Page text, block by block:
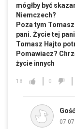
mógłby być
Niemczech?
Poza tym Tomasz
pani. Życie tej
Tomasz Hajto
Pomawiacz?
życie innych
18 0
Gość